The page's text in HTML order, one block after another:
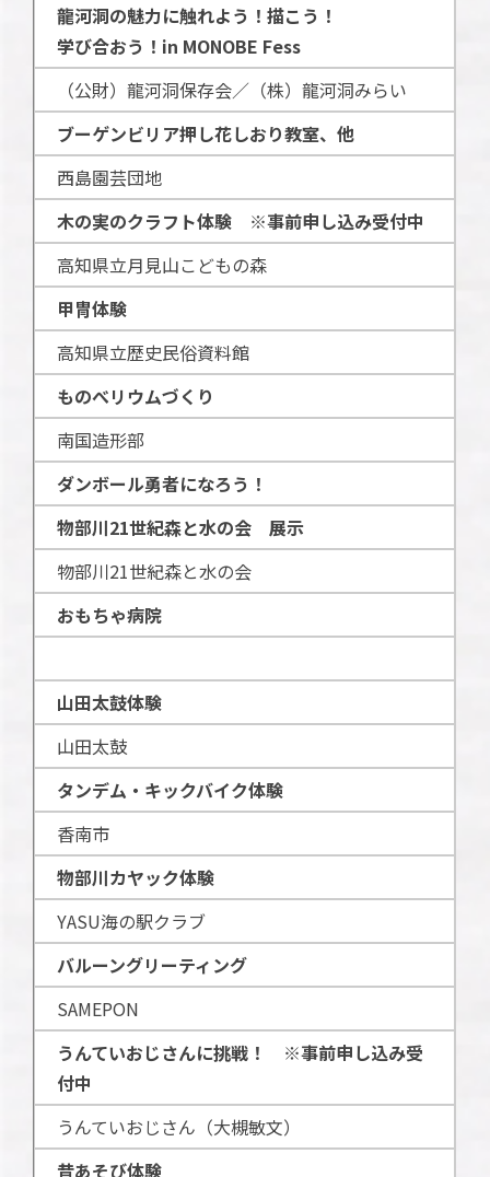
龍河洞の魅力に触れよう！描こう！
学び合おう！in MONOBE Fess
（公財）龍河洞保存会／（株）龍河洞みらい
ブーゲンビリア押し花しおり教室、他
西島園芸団地
木の実のクラフト体験 ※事前申し込み受付中
高知県立月見山こどもの森
甲冑体験
高知県立歴史民俗資料館
ものべリウムづくり
南国造形部
ダンボール勇者になろう！
物部川21世紀森と水の会 展示
物部川21世紀森と水の会
おもちゃ病院
山田太鼓体験
山田太鼓
タンデム・キックバイク体験
香南市
物部川カヤック体験
YASU海の駅クラブ
バルーングリーティング
SAMEPON
うんていおじさんに挑戦！ ※事前申し込み受
付中
うんていおじさん（大槻敏文）
昔あそび体験